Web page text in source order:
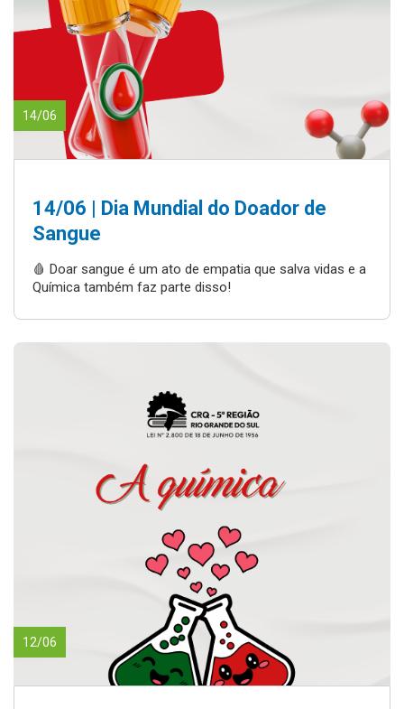
14/06
14/06 | Dia Mundial do Doador de
Sangue
🩸 Doar sangue é um ato de empatia que salva vidas e a
Química também faz parte disso!
12/06